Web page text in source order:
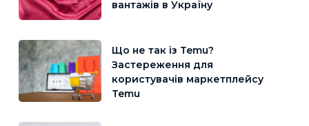
вантажів в Україну
Що не так із Temu?
Застереження для
користувачів маркетплейсу
Temu